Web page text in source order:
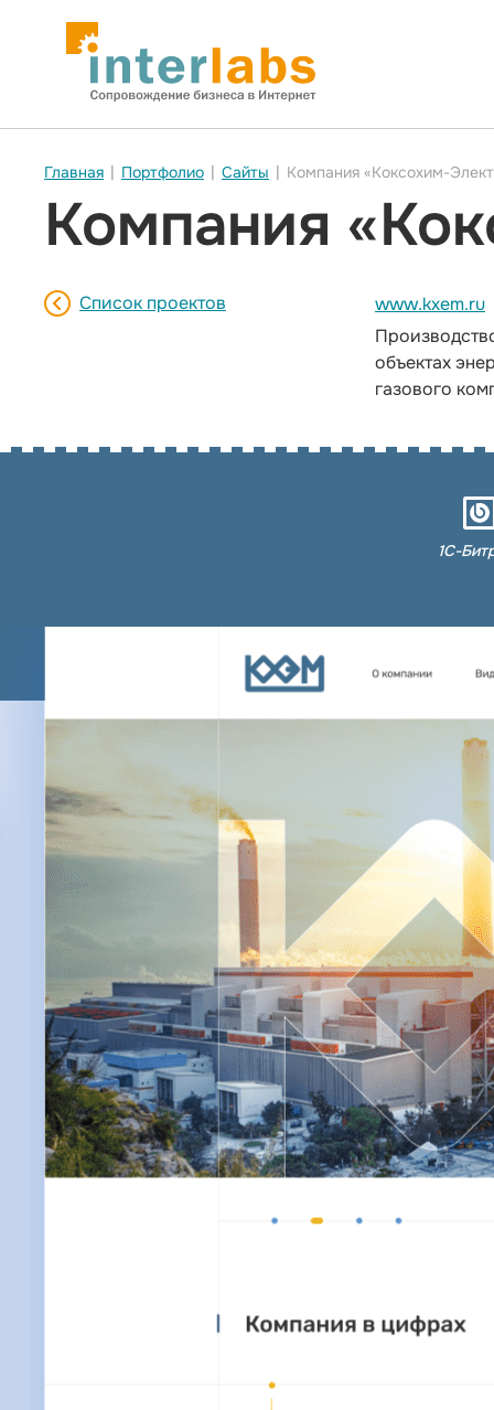
Главная | Портфолио | Сайты | Компания «Коксохим-
Компания
Список проектов
www.kxem.ru
объектах
газового
1С-